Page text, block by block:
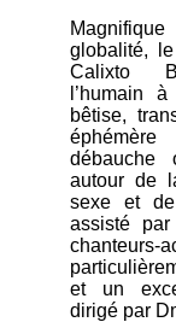
globalité,
Calixto
l’humain
bêtise,
débauche
autour de
sexe et
assisté
chanteurs-
et un
dirigé par